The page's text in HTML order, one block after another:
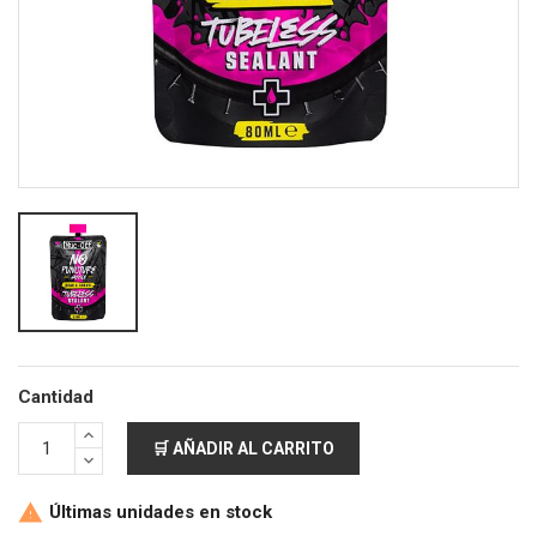
Cantidad
🛒 AÑADIR AL CARRITO
 Últimas unidades en stock